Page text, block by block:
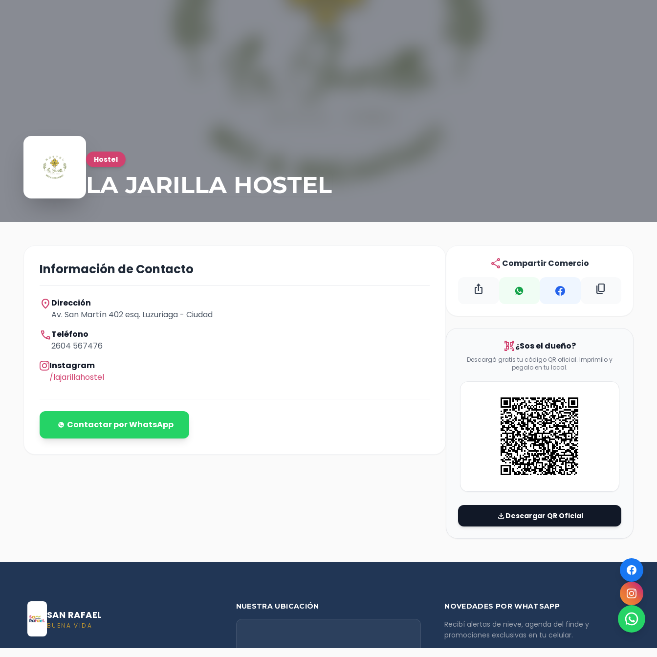
Hostel
LA JARILLA HOSTEL
Información de Contacto
location_on Dirección
Av. San Martín 402 esq. Luzuriaga - Ciudad
callTeléfono
2604 567476
Instagram
/lajarillahostel
Contactar por WhatsApp
share Compartir Comercio
ios_share content_copy
qr_code_scanner¿Sos el dueño?
Descargá gratis tu código QR oficial. Imprimilo y
pegalo en tu local.
downloadDescargar QR Oficial
SAN RAFAEL
BUENA VIDA
NUESTRA UBICACIÓN NOVEDADES POR WHATSAPP
Recibí alertas de nieve, agenda del finde y
promociones exclusivas en tu celular.